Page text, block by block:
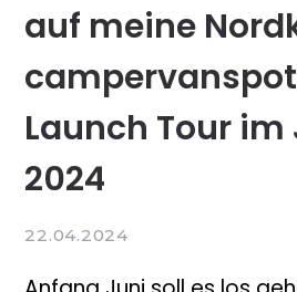
auf meine
Launch Tour im
2024
22.04.2024